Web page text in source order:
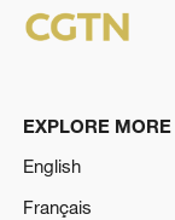
EXPLORE MORE
English
Français